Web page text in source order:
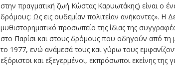
στην πραγματική ζωή Κώστας Καρυωτάκης) είναι ο
δρόμους: Ως εις ουδεμίαν πολιτείαν ανήκοντες». Η
μυθιστορηματικό προσωπείο της ίδιας της
στο Παρίσι και στους δρόμους που οδηγούν από τη
το 1977, ενώ ανάμεσά τους και γύρω τους
εξόριστοι και εξεγερμένοι, εκπρόσωποι εκείνης